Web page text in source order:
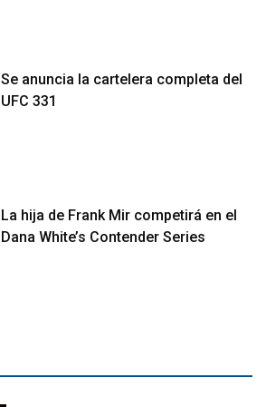
Se anuncia la cartelera completa del
UFC 331
La hija de Frank Mir competirá en el
Dana White’s Contender Series